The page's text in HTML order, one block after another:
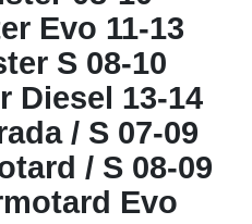
Evo 11-13
S 08-10
Diesel 13-14
/ S 07-09
/ S 08-09
Evo